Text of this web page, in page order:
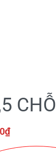
CHỖ
₫